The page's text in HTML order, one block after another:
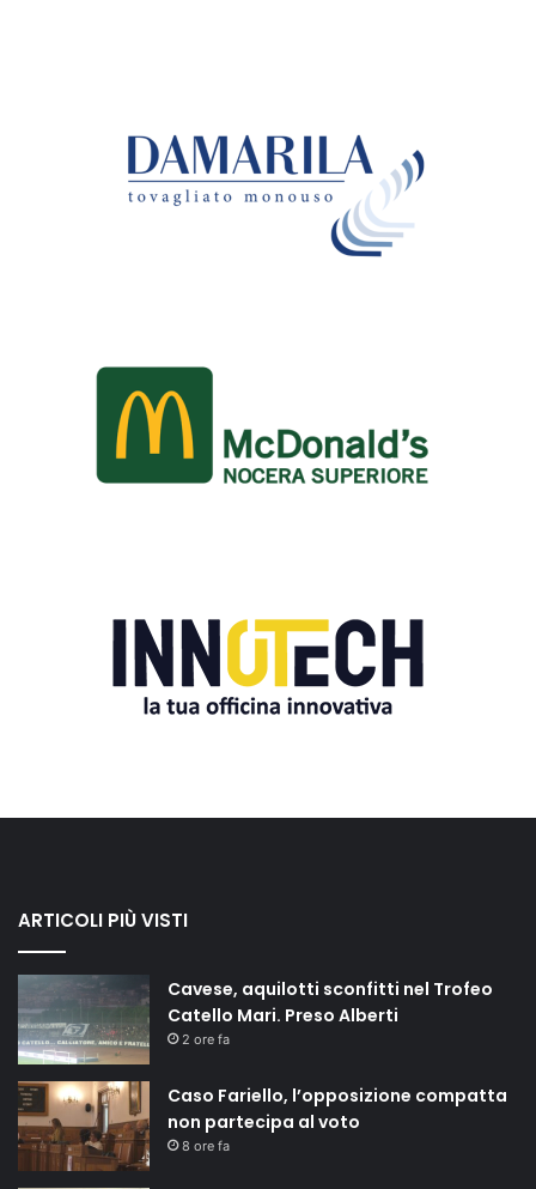
ARTICOLI PIÙ VISTI
Cavese, aquilotti sconfitti nel Trofeo
Catello Mari. Preso Alberti
2 ore fa
Caso Fariello, l’opposizione compatta
non partecipa al voto
8 ore fa